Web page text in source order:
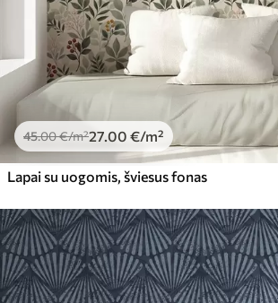
45.00€/m²27.00 €/m²
Lapai su uogomis, šviesus fonas